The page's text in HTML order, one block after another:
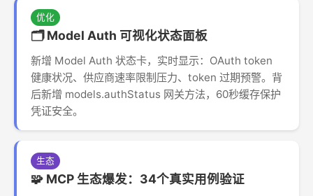
优化
🗂️ Model Auth 可视化状态面板
新增 Model Auth 状态卡，实时显示：OAuth token
健康状况、供应商速率限制压力、token 过期预警。背
后新增 models.authStatus 网关方法，60秒缓存保护
凭证安全。
生态
🧩 MCP 生态爆发：34个真实用例验证